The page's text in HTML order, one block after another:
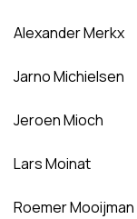
Alexander Merkx
Jarno Michielsen
Jeroen Mioch
Lars Moinat
Roemer Mooijman